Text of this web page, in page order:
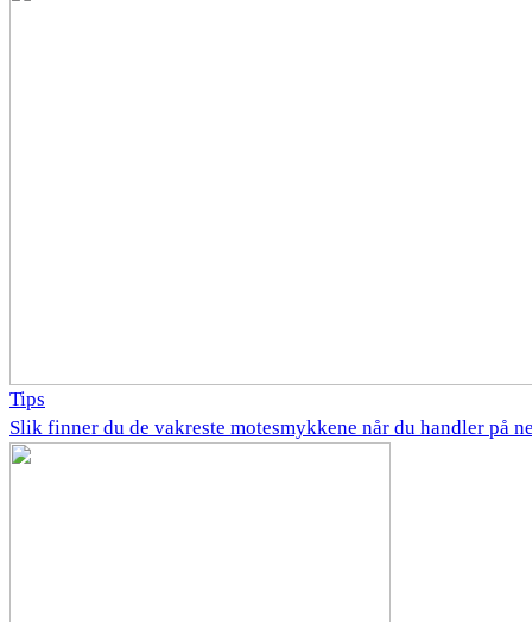
Tips
Slik finner du de vakreste motesmykkene når du handler på